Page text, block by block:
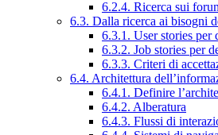
6.2.4. Ricerca sui
6.3. Dalla ricerca ai bisogni
6.3.1. User stories per
6.3.2. Job stories per
6.3.3. Criteri di
6.4. Architettura
6.4.1. Definire
6.4.2. Alberatura
6.4.3. Flussi di